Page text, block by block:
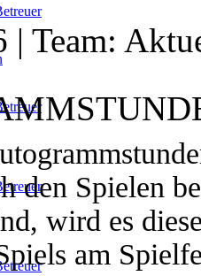
| Team:
den Spielen
wird es
am